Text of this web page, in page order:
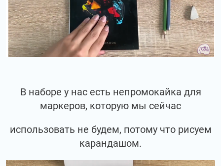
В наборе у нас есть непромокайка для
маркеров, которую мы сейчас
использовать не будем, потому что рисуем
карандашом.